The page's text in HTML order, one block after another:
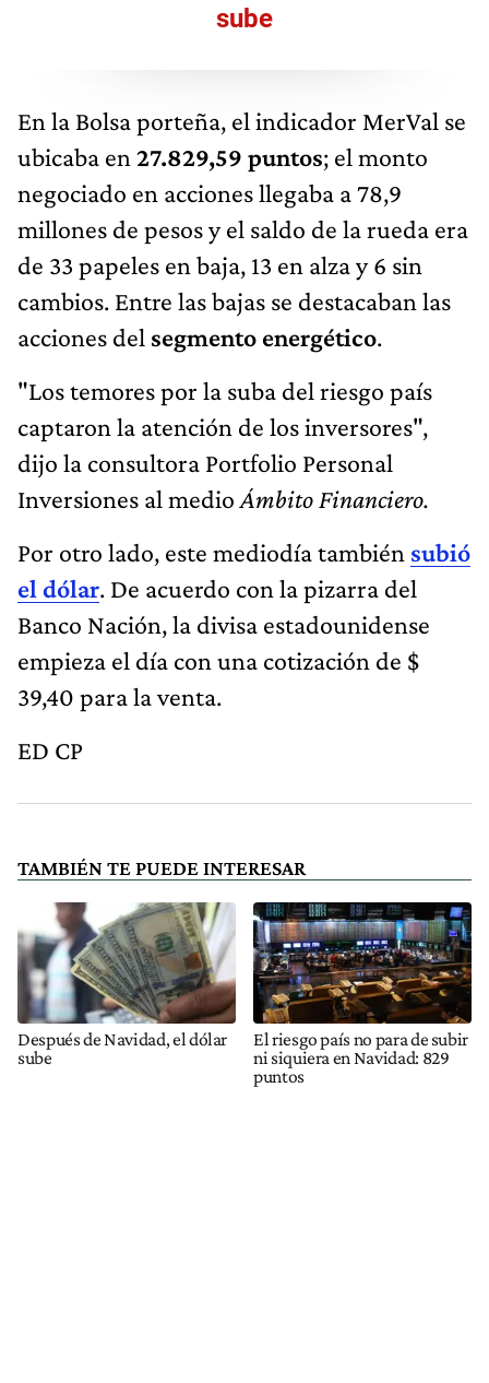
sube
En la Bolsa porteña, el indicador MerVal se
ubicaba en 27.829,59 puntos; el monto
negociado en acciones llegaba a 78,9
millones de pesos y el saldo de la rueda era
de 33 papeles en baja, 13 en alza y 6 sin
cambios. Entre las bajas se destacaban las
acciones del segmento energético.
"Los temores por la suba del riesgo país
captaron la atención de los inversores",
dijo la consultora Portfolio Personal
Inversiones al medio Ámbito Financiero.
Por otro lado, este mediodía también subió
el dólar. De acuerdo con la pizarra del
Banco Nación, la divisa estadounidense
empieza el día con una cotización de $
39,40 para la venta.
ED CP
TAMBIÉN TE PUEDE INTERESAR
Después de Navidad, el dólar
sube
El riesgo país no para de subir
ni siquiera en Navidad: 829
puntos